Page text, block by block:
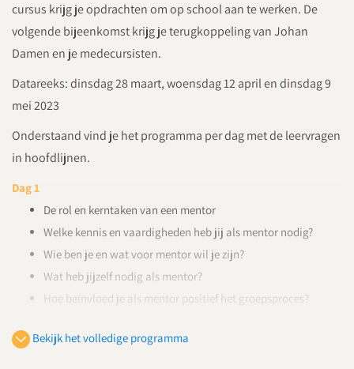
cursus krijg je opdrachten om op school aan te werken. De
volgende bijeenkomst krijg je terugkoppeling van Johan
Damen en je medecursisten.
Datareeks: dinsdag 28 maart, woensdag 12 april en dinsdag 9
mei 2023
Onderstaand vind je het programma per dag met de leervragen
in hoofdlijnen.
Dag 1
De rol en kerntaken van een mentor
Welke kennis en vaardigheden heb jij als mentor nodig?
Wie ben je en wat voor mentor wil je zijn?
Wat heb jijzelf nodig als mentor?
Hoe beïnvloed je als mentor positief het groepsproces?
Dag 2
Bekijk het volledige programma